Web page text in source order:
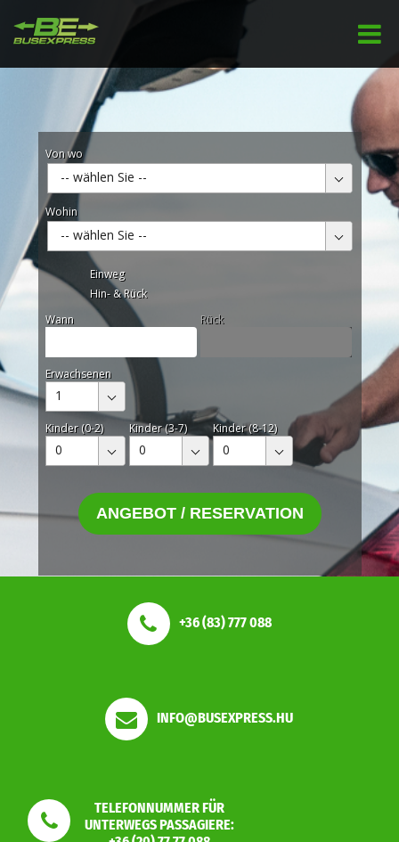
Von wo
-- wählen Sie --
Wohin
-- wählen Sie --
Einweg
Hin- & Rück
Wann
Rück
Erwachsenen
1
Kinder (0-2)
0
Kinder (3-7)
0
Kinder (8-12)
0
ANGEBOT / RESERVATION
+36 (83) 777 088
INFO@BUSEXPRESS.HU
TELEFONNUMMER FÜR
UNTERWEGS PASSAGIERE: